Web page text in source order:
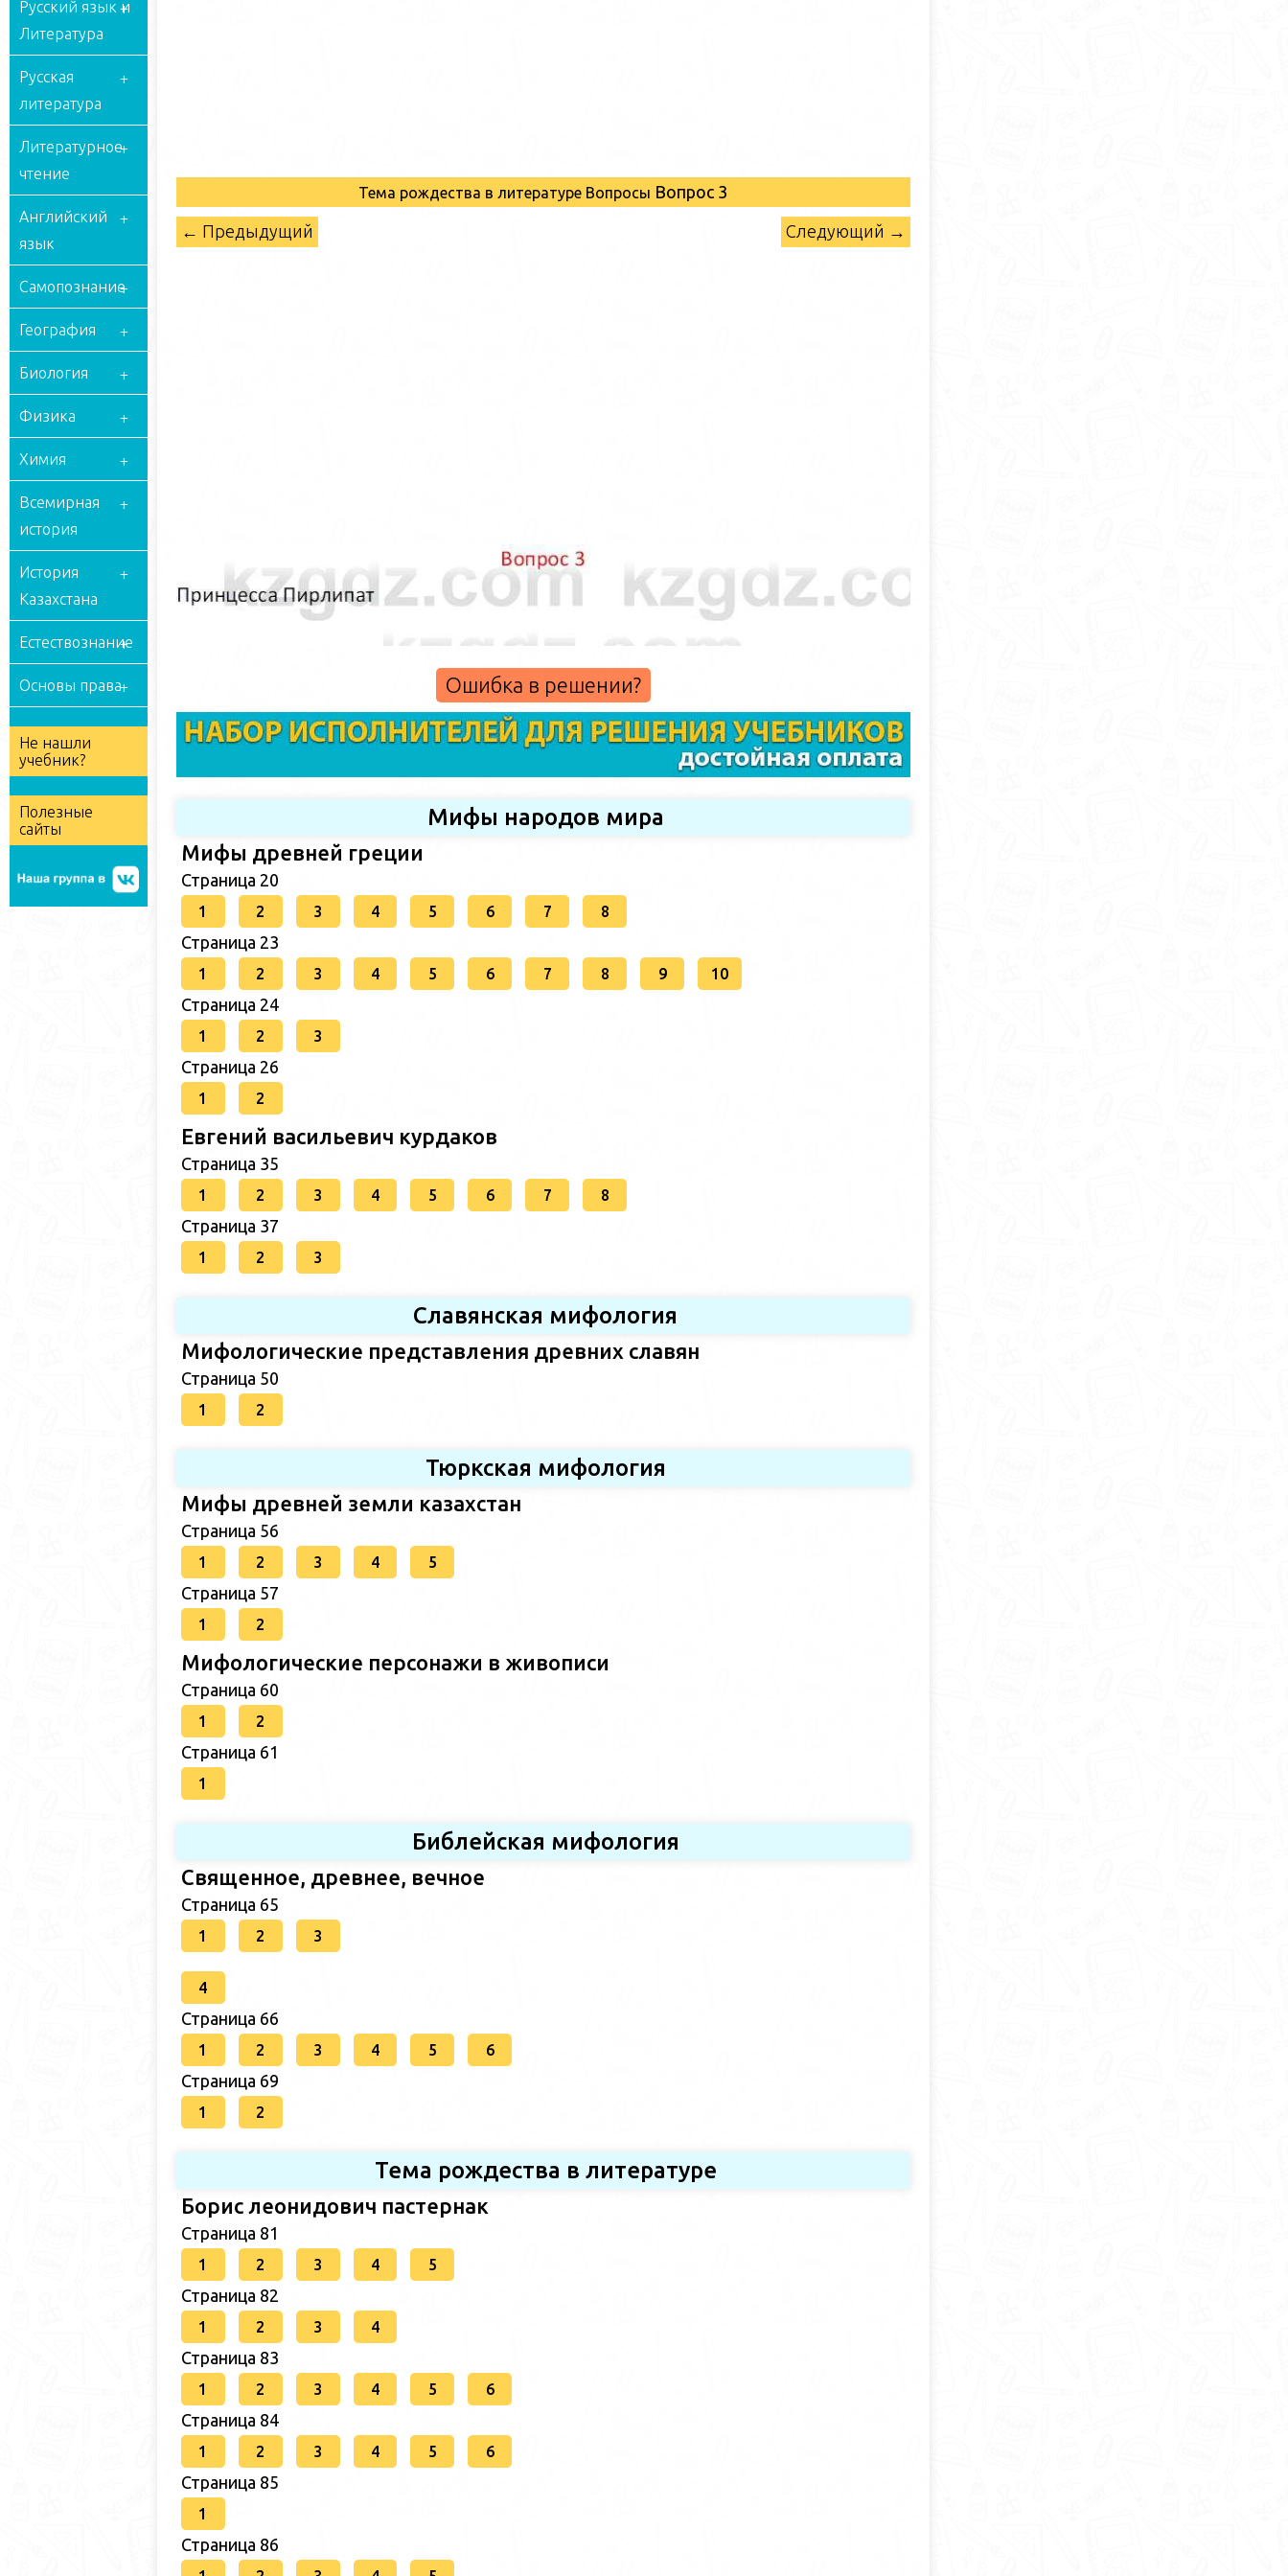
Русский язык и
Литература
Русская
литература
Литературное
чтение
Английский
язык
Самопознание
География
Биология
Физика
Химия
Всемирная
история
История
Казахстана
Естествознание
Основы права
Не нашли
учебник?
Полезные
сайты
Тема рождества в литературе Вопросы Вопрос 3
← Предыдущий Следующий →
Ошибка в решении?
Мифы народов мира
Мифы древней греции
Страница 20
1 2 3 4 5 6 7 8
Страница 23
1 2 3 4 5 6 7 8 9 10
Страница 24
1 2 3
Страница 26
1 2
Евгений васильевич курдаков
Страница 35
1 2 3 4 5 6 7 8
Страница 37
1 2 3
Славянская мифология
Мифологические представления древних славян
Страница 50
1 2
Тюркская мифология
Мифы древней земли казахстан
Страница 56
1 2 3 4 5
Страница 57
1 2
Мифологические персонажи в живописи
Страница 60
1 2
Страница 61
1
Библейская мифология
Священное, древнее, вечное
Страница 65
1 2 3
4
Страница 66
1 2 3 4 5 6
Страница 69
1 2
Тема рождества в литературе
Борис леонидович пастернак
Страница 81
1 2 3 4 5
Страница 82
1 2 3 4
Страница 83
1 2 3 4 5 6
Страница 84
1 2 3 4 5 6
Страница 85
1
Страница 86